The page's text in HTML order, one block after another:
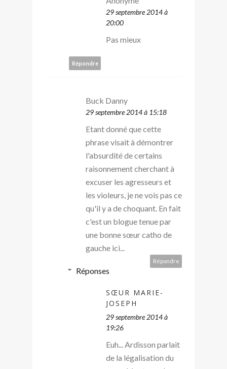
29 septembre 2014 à
20:00
Pas mieux
Répondre
Buck Danny
29 septembre 2014 à 15:18
Etant donné que cette
phrase visait à démontrer
l'absurdité de certains
raisonnement cherchant à
excuser les agresseurs et
les violeurs, je ne vois pas ce
qu'il y a de choquant. En fait
c'est un blogue tenue par
une bonne sœur catho de
gauche ici...
Répondre
Réponses
SŒUR MARIE-
JOSEPH
29 septembre 2014 à
19:26
Euh... Ardisson parlait
de la légalisation du